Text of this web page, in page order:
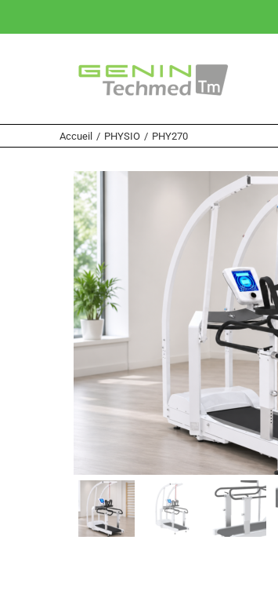
Accueil / PHYSIO / PHY270